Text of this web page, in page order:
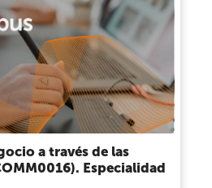
a través de las
Especialidad